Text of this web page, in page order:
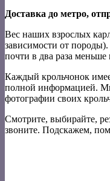
Доставка до метро,
Вес наших взрослых
зависимости от
почти в два раза меньше
Каждый крольчонок
полной информацией.
фотографии своих
Смотрите, выбирайте,
звоните. Подскажем,